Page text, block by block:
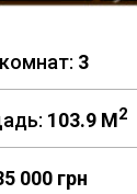
3
103.9 M2
000 грн